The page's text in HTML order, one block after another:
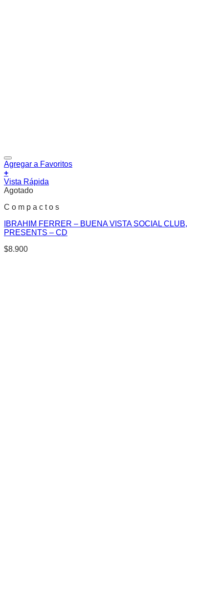
Agregar a Favoritos
+
Vista Rápida
Agotado
C o m p a c t o s
IBRAHIM FERRER – BUENA VISTA SOCIAL CLUB,
PRESENTS – CD
$8.900